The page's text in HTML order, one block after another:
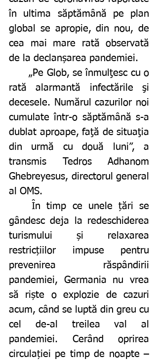
în ultima săptămână pe plan
global se apropie, din nou, de
cea mai mare rată observată
de la declanșarea pandemiei.
	„Pe Glob, se înmulţesc cu o
rată alarmantă infectările şi
decesele. Numărul cazurilor noi
cumulate într-o săptămână s-a
dublat aproape, faţă de situaţia
din urmă cu două luni”,
a
transmis Tedros Adhanom
Ghebreyesus, directorul general
al OMS.
	În timp ce unele țări se
gândesc deja la redeschiderea
turismului și relaxarea
restricțiilor impuse pentru
prevenirea răspândirii
pandemiei, Germania nu vrea
să riște o explozie de cazuri
acum, când se luptă din greu cu
cel de-al treilea val al
pandemiei. Cerând oprirea
circulației pe timp de noapte –